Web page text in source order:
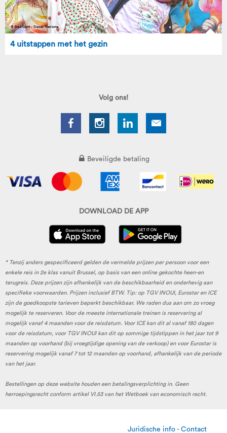
4 uitstappen met het gezin
Volg ons!
Beveiligde betaling
DOWNLOAD DE APP
* Tenzij anders gespecificeerd gelden de vermelde prijzen per persoon voor een
enkele reis in 2e klas vanuit Brussel, op basis van een online gekochte heen-en
terugreis. Deze prijzen zijn afhankelijk van de beschikbaarheid en onderhevig aan
specifieke voorwaarden. Prijzen inclusief BTW. Tip: op TGV INOUI, Eurostar en ICE
zijn de goedkoopste tarieven beperkt beschikbaar. We raden dus aan om zo vroeg
mogelijk te reserveren. Voor de meeste internationale treinen is reservering al
mogelijk vanaf 4 maanden voor de reisdatum. Voor ICE kan dit al vanaf 180 dagen
voor de reisdatum, voor TGV INOUI kan dit op sommige tijdstippen in het jaar tot 9
maanden op voorhand (bij vroegtijdige opening van de verkoop) en voor Eurostar is
reservering mogelijk vanaf 7 tot 12 maanden op voorhand, afhankelijk van de periode
van het jaar.
Bestellingen op deze website houden een betalingsverplichting in. Geen
herroepingsrecht conform artikel VI.53 van het Wetboek van economisch recht.
Juridische info - Contact